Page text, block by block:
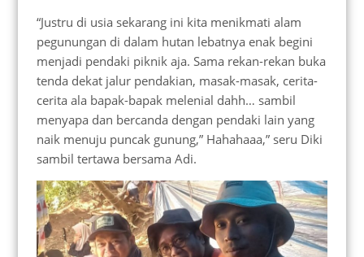
“Justru di usia sekarang ini kita menikmati alam
pegunungan di dalam hutan lebatnya enak begini
menjadi pendaki piknik aja. Sama rekan-rekan buka
tenda dekat jalur pendakian, masak-masak, cerita-
cerita ala bapak-bapak melenial dahh… sambil
menyapa dan bercanda dengan pendaki lain yang
naik menuju puncak gunung,” Hahahaaa,” seru Diki
sambil tertawa bersama Adi.